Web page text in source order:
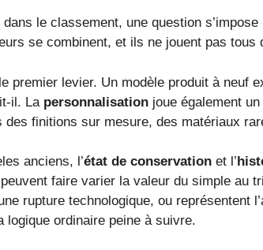
dans le classement, une question
se combinent, et ils ne jouent pas
premier levier. Un modèle produit à neuf
il. La personnalisation joue également
des finitions sur mesure, des matériaux
anciens, l’état de conservation et l’
faire varier la valeur du simple au
rupture technologique, ou représentent
logique ordinaire peine à suivre.